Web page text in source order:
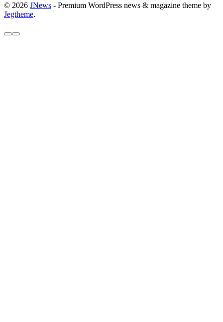
© 2026 JNews - Premium WordPress news & magazine theme by
Jegtheme.